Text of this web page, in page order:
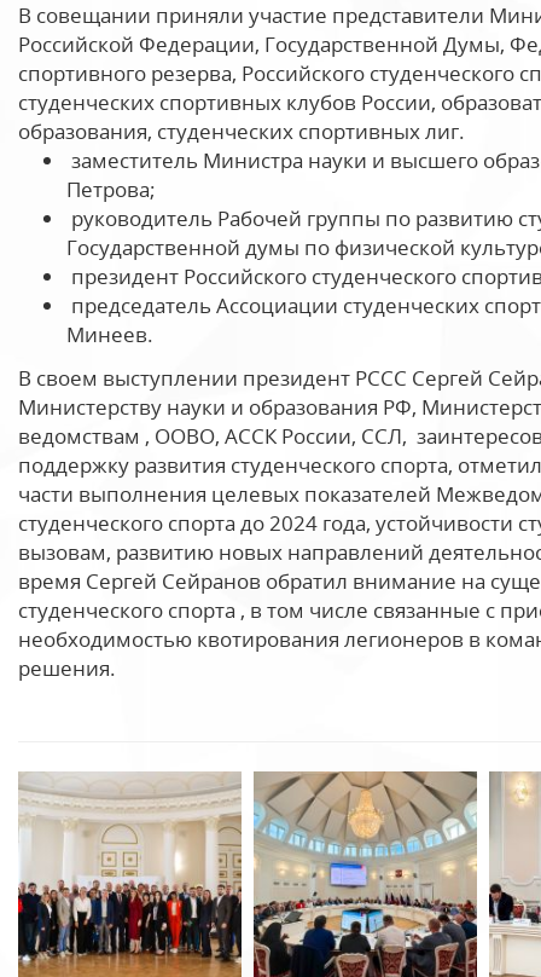
В совещании приняли участие представители
Российской Федерации, Государственной Думы,
спортивного резерва, Российского студенческого
студенческих спортивных клубов России,
образования, студенческих спортивных лиг.
заместитель Министра науки и высшего
Петрова;
руководитель Рабочей группы по развитию
Государственной думы по физической
президент Российского студенческого
председатель Ассоциации студенческих
Минеев.
В своем выступлении президент РССС Сергей
Министерству науки и образования РФ,
ведомствам , ООВО, АССК России, ССЛ,
поддержку развития студенческого спорта,
части выполнения целевых показателей
студенческого спорта до 2024 года, устойчивости
вызовам, развитию новых направлений
время Сергей Сейранов обратил внимание на
студенческого спорта , в том числе связанные с
необходимостью квотирования легионеров в
решения.